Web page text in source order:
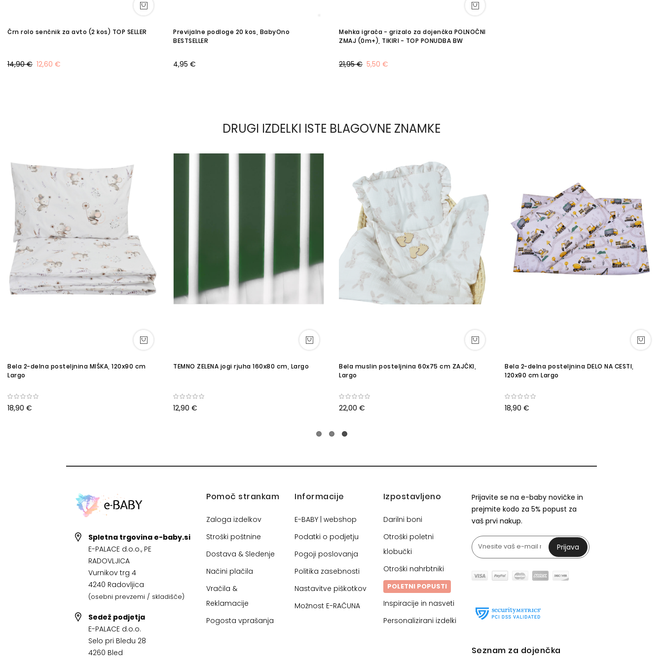
Črn rolo senčnik za avto (2 kos) TOP SELLER
12,60 €
14,90 €
Previjalne podloge 20 kos, BabyOno
BESTSELLER
4,95 €
Mehka igrača - grizalo za dojenčka POLNOČNI
ZMAJ (0m+), TIKIRI - TOP PONUDBA BW
5,50 €
21,95 €
DRUGI IZDELKI ISTE BLAGOVNE ZNAMKE
Bela 2-delna posteljnina MIŠKA, 120x90 cm
Largo
18,90 €
TEMNO ZELENA jogi rjuha 160x80 cm, Largo
12,90 €
Bela muslin posteljnina 60x75 cm ZAJČKI,
Largo
22,00 €
Bela 2-delna posteljnina DELO NA CESTI,
120x90 cm Largo
18,90 €
Spletna trgovina e-baby.si
E-PALACE d.o.o., PE
RADOVLJICA
Vurnikov trg 4
4240 Radovljica
(osebni prevzemi / skladišče)
Sedež podjetja
E-PALACE d.o.o.
Selo pri Bledu 28
4260 Bled
Pomoč strankam
Zaloga izdelkov
Stroški poštnine
Dostava & Sledenje
Načini plačila
Vračila &
Reklamacije
Pogosta vprašanja
Informacije
E-BABY | webshop
Podatki o podjetju
Pogoji poslovanja
Politika zasebnosti
Nastavitve piškotkov
Možnost E-RAČUNA
Izpostavljeno
Darilni boni
Otroški poletni
klobučki
Otroški nahrbtniki
POLETNI POPUSTI
Inspiracije in nasveti
Personalizirani izdelki
Prijavite se na e-baby novičke in
prejmite kodo za 5% popust za
vaš prvi nakup.
Prijava
Seznam za dojenčka